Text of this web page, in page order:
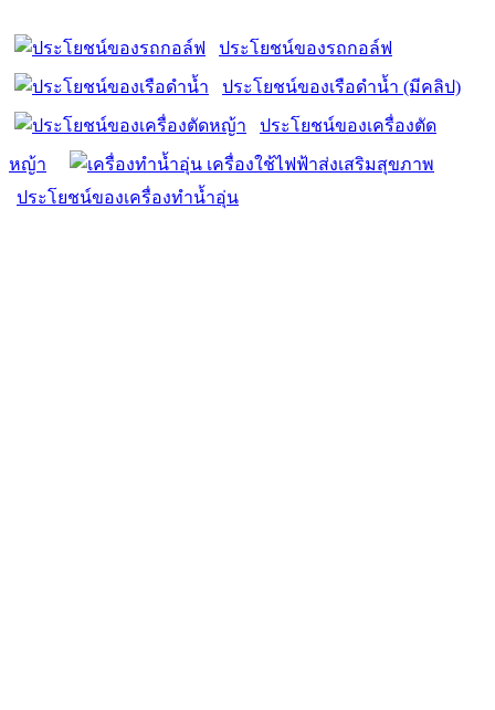
ประโยชน์ของรถกอล์ฟ
ประโยชน์ของเรือดำน้ำ (มีคลิป)
ประโยชน์ของเครื่องตัด
หญ้า
ประโยชน์ของเครื่องทำน้ำอุ่น